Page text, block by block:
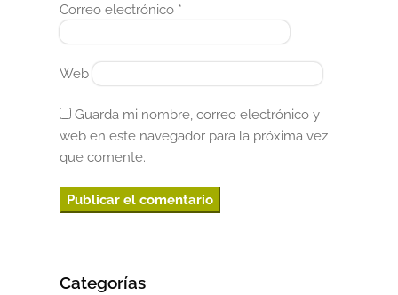
Correo electrónico *
Web
Guarda mi nombre, correo electrónico y
web en este navegador para la próxima vez
que comente.
Categorías